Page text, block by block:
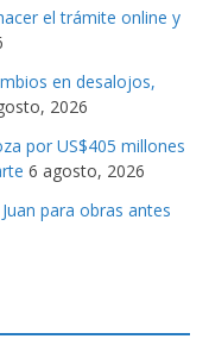
el trámite online y
en desalojos,
2026
por US$405 millones
6 agosto, 2026
para obras antes